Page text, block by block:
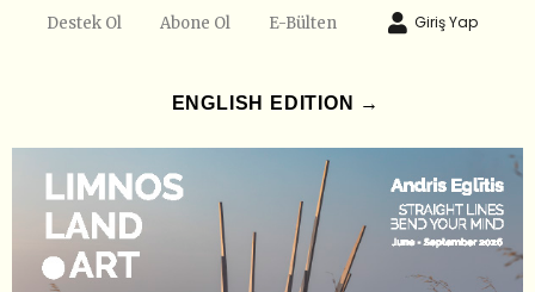
Destek Ol Abone Ol E-Bülten Giriş Yap
ENGLISH EDITION →